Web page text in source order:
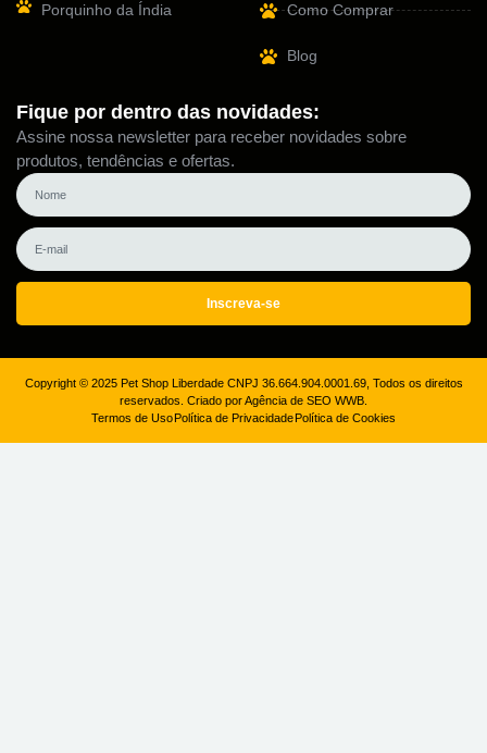
Porquinho da Índia Como Comprar
Blog
Fique por dentro das novidades:
Assine nossa newsletter para receber novidades sobre
produtos, tendências e ofertas.
Inscreva-se
Copyright © 2025 Pet Shop Liberdade CNPJ 36.664.904.0001.69, Todos os direitos
reservados. Criado por Agência de SEO WWB.
Termos de Uso Política de Privacidade Política de Cookies